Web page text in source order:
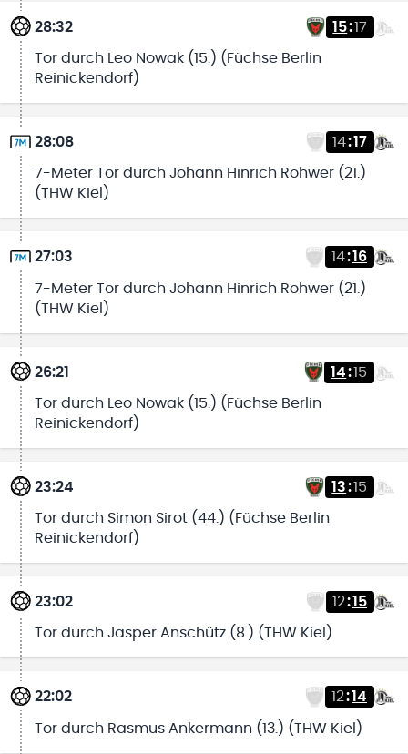
28:32 15:17
Tor durch Leo Nowak (15.) (Füchse Berlin
Reinickendorf)
28:08 14:17
7-Meter Tor durch Johann Hinrich Rohwer (21.)
(THW Kiel)
27:03 14:16
7-Meter Tor durch Johann Hinrich Rohwer (21.)
(THW Kiel)
26:21 14:15
Tor durch Leo Nowak (15.) (Füchse Berlin
Reinickendorf)
23:24 13:15
Tor durch Simon Sirot (44.) (Füchse Berlin
Reinickendorf)
23:02 12:15
Tor durch Jasper Anschütz (8.) (THW Kiel)
22:02 12:14
Tor durch Rasmus Ankermann (13.) (THW Kiel)